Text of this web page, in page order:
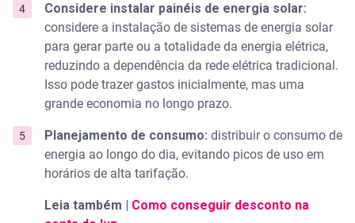
Considere instalar painéis de energia solar:
considere a instalação de sistemas de energia solar
para gerar parte ou a totalidade da energia elétrica,
reduzindo a dependência da rede elétrica tradicional.
Isso pode trazer gastos inicialmente, mas uma
grande economia no longo prazo.
Planejamento de consumo: distribuir o consumo de
energia ao longo do dia, evitando picos de uso em
horários de alta tarifação.
Leia também | Como conseguir desconto na